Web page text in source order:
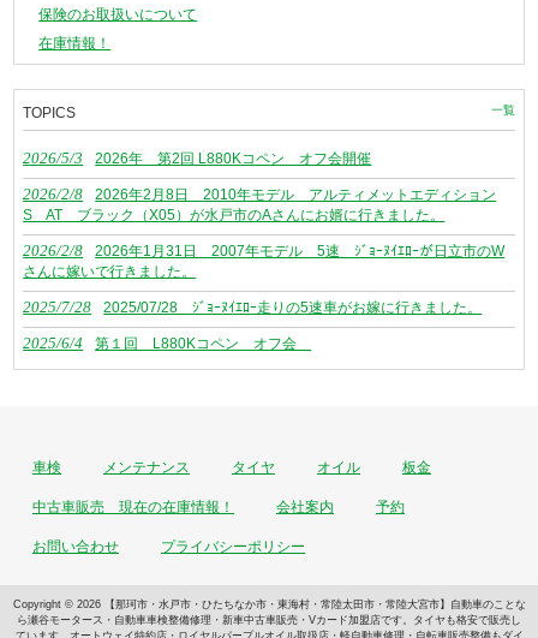
保険のお取扱いについて
在庫情報！
TOPICS 一覧
2026/5/3 2026年 第2回 L880Kコペン オフ会開催
2026/2/8
2026年2月8日 2010年モデル アルティメットエディション
S AT ブラック（X05）が水戸市のAさんにお婿に行きました。
2026/2/8
2026年1月31日 2007年モデル 5速 ｼﾞｮｰﾇｲｴﾛｰが日立市のW
さんに嫁いで行きました。
2025/7/28 2025/07/28 ｼﾞｮｰﾇｲｴﾛｰ走りの5速車がお嫁に行きました。
2025/6/4 第１回 L880Kコペン オフ会
車検 メンテナンス タイヤ オイル 板金
中古車販売 現在の在庫情報！ 会社案内 予約
お問い合わせ プライバシーポリシー
Copyright © 2026 【那珂市・水戸市・ひたちなか市・東海村・常陸太田市・常陸大宮市】自動車のことな
ら瀬谷モータース・自動車車検整備修理・新車中古車販売・Vカード加盟店です。タイヤも格安で販売し
ています。オートウェイ特約店・ロイヤルパープルオイル取扱店・軽自動車修理・自転車販売整備もダイ